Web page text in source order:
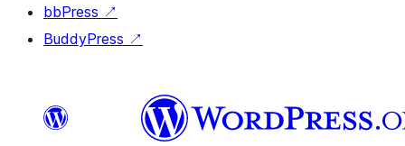
bbPress ↗
BuddyPress ↗